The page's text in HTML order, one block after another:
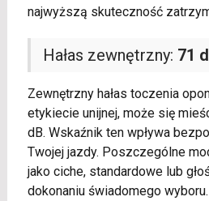
najwyższą skuteczność
Hałas zewnętrzny: 71
Zewnętrzny hałas toczenia
etykiecie unijnej, może się
dB. Wskaźnik ten wpływa
Twojej jazdy. Poszczególne
jako ciche, standardowe lub
dokonaniu świadomego